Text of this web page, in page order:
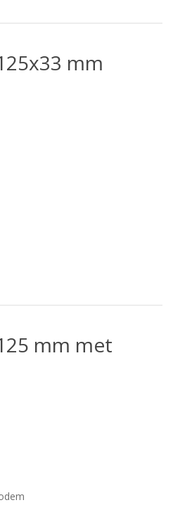
mm
mm met